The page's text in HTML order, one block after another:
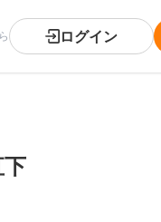
ログイン